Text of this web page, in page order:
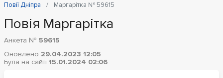
Повії Дніпра Маргарітка № 59615
Повія Маргарітка
Анкета № 59615
Оновлено 29.04.2023 12:05
Була на сайті 15.01.2024 02:06